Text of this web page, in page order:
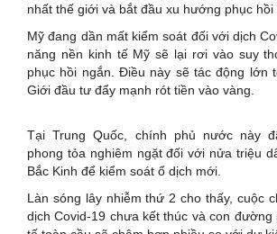
nhất thế giới và bắt đầu xu hướng phục hồi
Mỹ đang dần mất kiểm soát đối với dịch
năng nền kinh tế Mỹ sẽ lại rơi vào suy
phục hồi ngắn. Điều này sẽ tác động lớn
Giới đầu tư đẩy mạnh rót tiền vào vàng.
Tại Trung Quốc, chính phủ nước này
phong tỏa nghiêm ngặt đối với nửa triệu
Bắc Kinh để kiểm soát ổ dịch mới.
Làn sóng lây nhiễm thứ 2 cho thấy, cuộc
dịch Covid-19 chưa kết thúc và con đường